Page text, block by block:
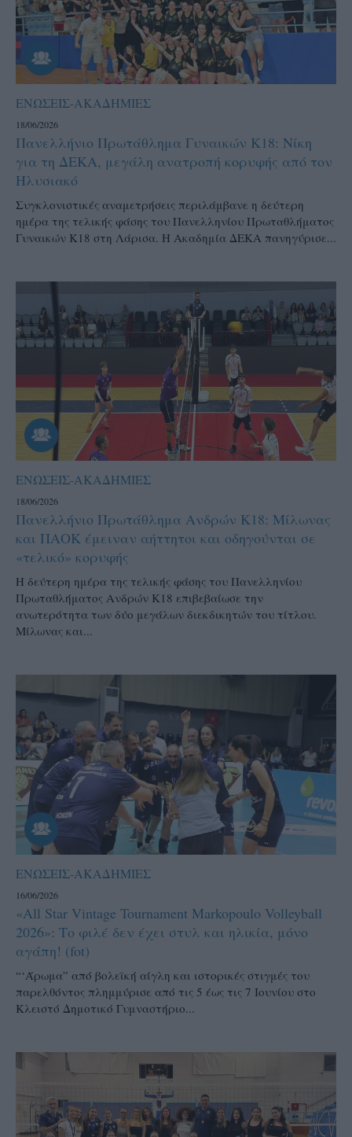
ΕΝΩΣΕΙΣ-ΑΚΑΔΗΜΙΕΣ
18/06/2026
Πανελλήνιο Πρωτάθλημα Γυναικών Κ18: Νίκη
για τη ΔΕΚΑ, μεγάλη ανατροπή κορυφής από τον
Ηλυσιακό
Συγκλονιστικές αναμετρήσεις περιλάμβανε η δεύτερη
ημέρα της τελικής φάσης του Πανελληνίου Πρωταθλήματος
Γυναικών Κ18 στη Λάρισα. Η Ακαδημία ΔΕΚΑ πανηγύρισε...
ΕΝΩΣΕΙΣ-ΑΚΑΔΗΜΙΕΣ
18/06/2026
Πανελλήνιο Πρωτάθλημα Ανδρών Κ18: Μίλωνας
και ΠΑΟΚ έμειναν αήττητοι και οδηγούνται σε
«τελικό» κορυφής
Η δεύτερη ημέρα της τελικής φάσης του Πανελληνίου
Πρωταθλήματος Ανδρών Κ18 επιβεβαίωσε την
ανωτερότητα των δύο μεγάλων διεκδικητών του τίτλου.
Μίλωνας και...
ΕΝΩΣΕΙΣ-ΑΚΑΔΗΜΙΕΣ
16/06/2026
«All Star Vintage Tournament Markopoulo Volleyball
2026»: Το φιλέ δεν έχει στυλ και ηλικία, μόνο
αγάπη! (fot)
“‘Άρωμα” από βολεϊκή αίγλη και ιστορικές στιγμές του
παρελθόντος πλημμύρισε από τις 5 έως τις 7 Ιουνίου στο
Κλειστό Δημοτικό Γυμναστήριο...